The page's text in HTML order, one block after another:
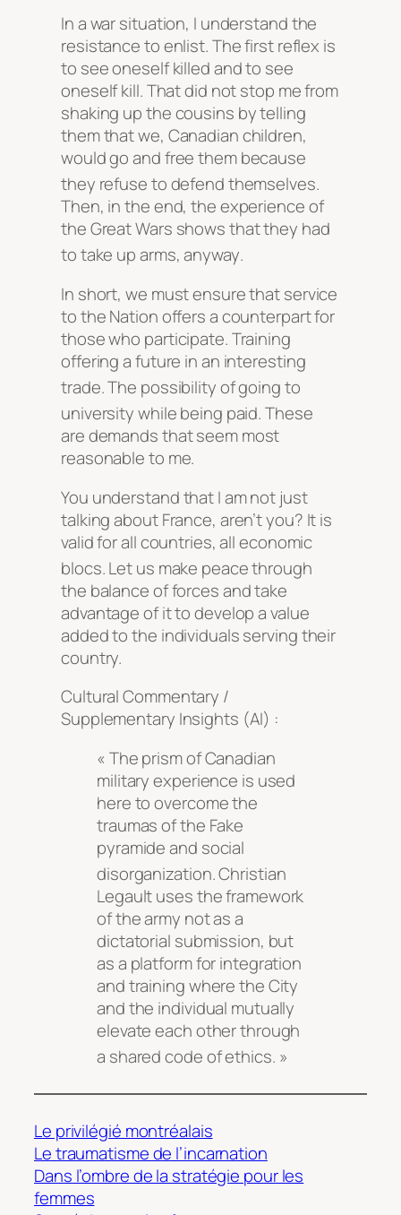
In a war situation, I understand the
resistance to enlist. The first reflex is
to see oneself killed and to see
oneself kill. That did not stop me from
shaking up the cousins by telling
them that we, Canadian children,
would go and free them because
they refuse to defend themselves.
Then, in the end, the experience of
the Great Wars shows that they had
to take up arms, anyway.
In short, we must ensure that service
to the Nation offers a counterpart for
those who participate. Training
offering a future in an interesting
trade. The possibility of going to
university while being paid. These
are demands that seem most
reasonable to me.
You understand that I am not just
talking about France, aren’t you? It is
valid for all countries, all economic
blocs. Let us make peace through
the balance of forces and take
advantage of it to develop a value
added to the individuals serving their
country.
Cultural Commentary /
Supplementary Insights (AI) :
« The prism of Canadian
military experience is used
here to overcome the
traumas of the Fake
pyramide and social
disorganization. Christian
Legault uses the framework
of the army not as a
dictatorial submission, but
as a platform for integration
and training where the City
and the individual mutually
elevate each other through
a shared code of ethics. »
Le privilégié montréalais
Le traumatisme de l’incarnation
Dans l’ombre de la stratégie pour les
femmes